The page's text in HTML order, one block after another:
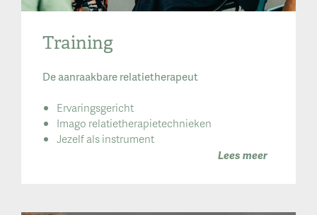
Training
De aanraakbare relatietherapeut
Ervaringsgericht
Imago relatietherapietechnieken
Jezelf als instrument
Lees meer